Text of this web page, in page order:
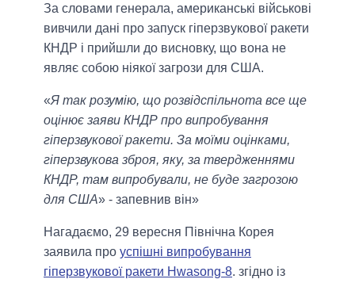
За словами генерала, американські військові
вивчили дані про запуск гіперзвукової ракети
КНДР і прийшли до висновку, що вона не
являє собою ніякої загрози для США.
«Я так розумію, що розвідспільнота все ще
оцінює заяви КНДР про випробування
гіперзвукової ракети. За моїми оцінками,
гіперзвукова зброя, яку, за твердженнями
КНДР, там випробували, не буде загрозою
для США» - запевнив він»
Нагадаємо, 29 вересня Північна Корея
заявила про успішні випробування
гіперзвукової ракети Hwasong-8. згідно із